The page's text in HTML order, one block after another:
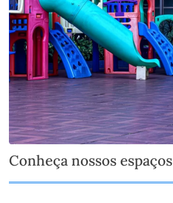
Conheça nossos espaços